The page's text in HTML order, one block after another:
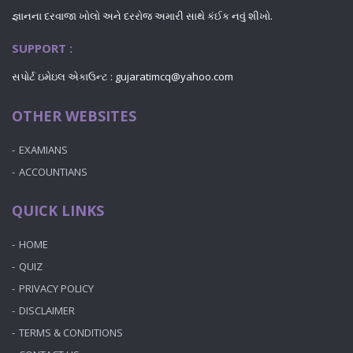
જ્ઞાનના દરવાજા ખોલો અને દરરોજ અમારી સાથે કંઈક નવું શીખો.
SUPPORT :
સપોર્ટ ઇમેઇલ એકાઉન્ટ : gujaratimcq@yahoo.com
OTHER WEBSITES
EXAMIANS
ACCOUNTIANS
QUICK LINKS
HOME
QUIZ
PRIVACY POLICY
DISCLAIMER
TERMS & CONDITIONS